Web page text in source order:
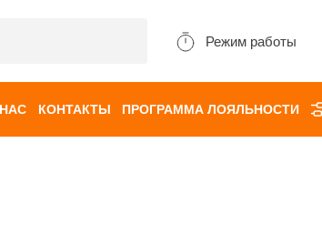
Режим работы
КОНТАКТЫ ПРОГРАММА ЛОЯЛЬНОСТИ